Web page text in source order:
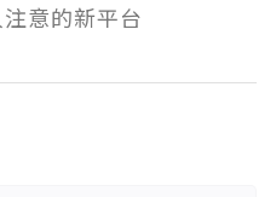
意的新平台